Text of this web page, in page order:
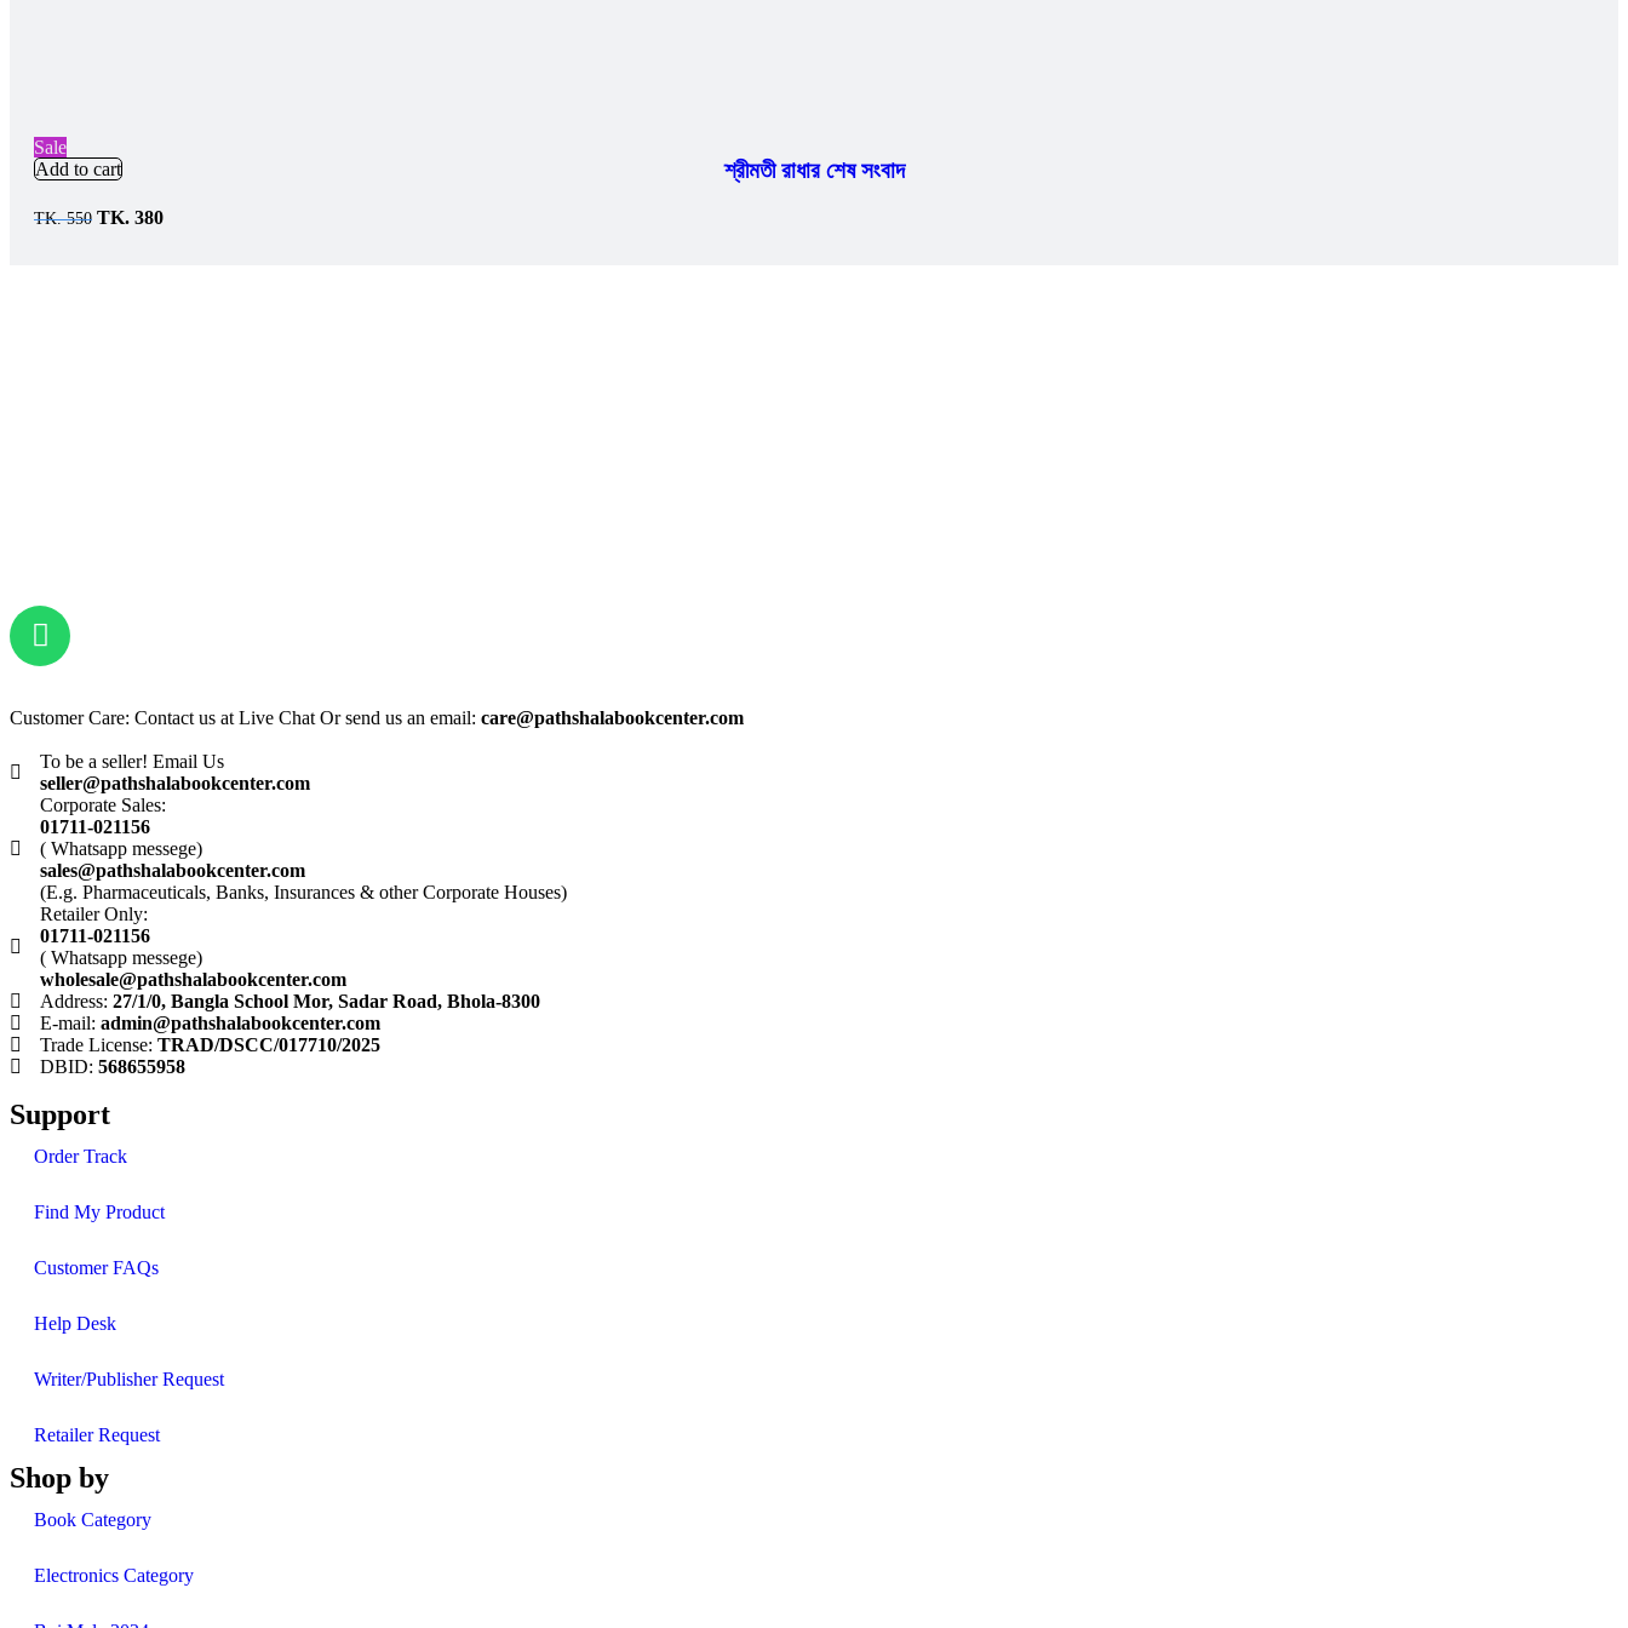
Sale
Add to cart
শ্রীমতী রাধার শেষ সংবাদ
TK.550 TK. 380
Customer Care: Contact us at Live Chat Or send us an email: care@pathshalabookcenter.com
To be a seller! Email Us
seller@pathshalabookcenter.com
Corporate Sales:
01711-021156
( Whatsapp messege)
sales@pathshalabookcenter.com
(E.g. Pharmaceuticals, Banks, Insurances & other Corporate Houses)
Retailer Only:
01711-021156
( Whatsapp messege)
wholesale@pathshalabookcenter.com
Address: 27/1/0, Bangla School Mor, Sadar Road, Bhola-8300
E-mail: admin@pathshalabookcenter.com
Trade License: TRAD/DSCC/017710/2025
DBID: 568655958
Support
Order Track
Find My Product
Customer FAQs
Help Desk
Writer/Publisher Request
Retailer Request
Shop by
Book Category
Electronics Category